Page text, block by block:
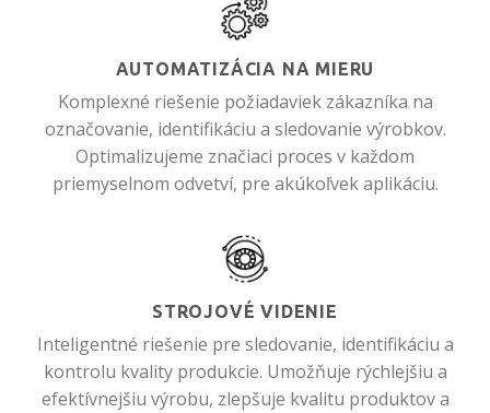
AUTOMATIZÁCIA NA MIERU
Komplexné riešenie požiadaviek zákazníka na
označovanie, identifikáciu a sledovanie výrobkov.
Optimalizujeme značiaci proces v každom
priemyselnom odvetví, pre akúkoľvek aplikáciu.
STROJOVÉ VIDENIE
Inteligentné riešenie pre sledovanie, identifikáciu a
kontrolu kvality produkcie. Umožňuje rýchlejšiu a
efektívnejšiu výrobu, zlepšuje kvalitu produktov a